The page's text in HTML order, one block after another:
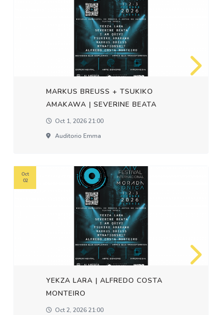
MARKUS BREUSS + TSUKIKO
AMAKAWA | SEVERINE BEATA
Oct 1, 2026 21:00
Auditorio Emma
YEKZA LARA | ALFREDO COSTA
MONTEIRO
Oct 2, 2026 21:00
Oct
02